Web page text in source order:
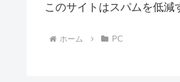
このサイトはスパムを低減
ホーム PC